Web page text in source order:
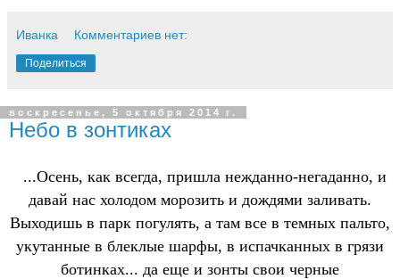
Иванка Комментариев нет:
Поделиться
воскресенье, 5 октября 2014 г.
Небо в зонтиках
...Осень, как всегда, пришла нежданно-негаданно, и
давай нас холодом морозить и дождями заливать.
Выходишь в парк погулять, а там все в темных пальто,
укутанные в блеклые шарфы, в испачканных в грязи
ботинках... да еще и зонты свои черные